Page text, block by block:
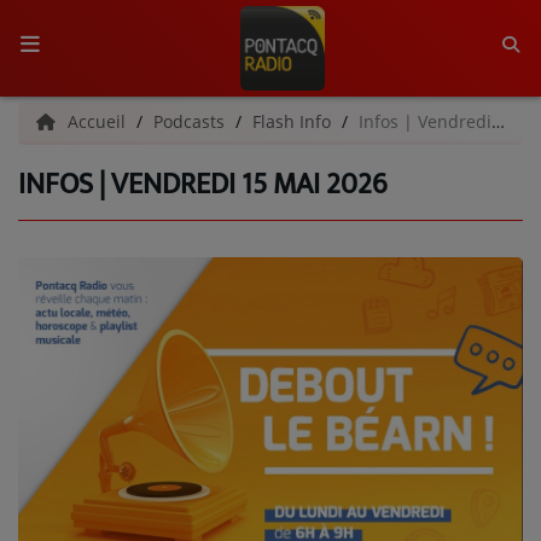
ACCUEIL
RADIO
L'ÉQUIPE
GRILLE DES PROGRAMMES
C'ÉTAIT QUOI CE TITRE ?
MÉDIAS
PODCASTS - SAISON 2026/2027
Accueil Podcasts Flash Info Infos | Vendredi 15 mai 2026
INFOS | VENDREDI 15 MAI 2026